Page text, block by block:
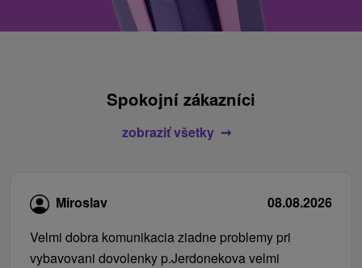
Spokojní zákazníci
zobraziť všetky
Miroslav
08.08.2026
Velmi dobra komunikacia ziadne problemy pri
vybavovani dovolenky p.Jerdonekova velmi